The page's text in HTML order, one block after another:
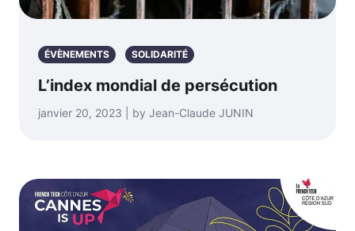
ÉVÈNEMENTS SOLIDARITÉ
L’index mondial de persécution
janvier 20, 2023 | by Jean-Claude JUNIN